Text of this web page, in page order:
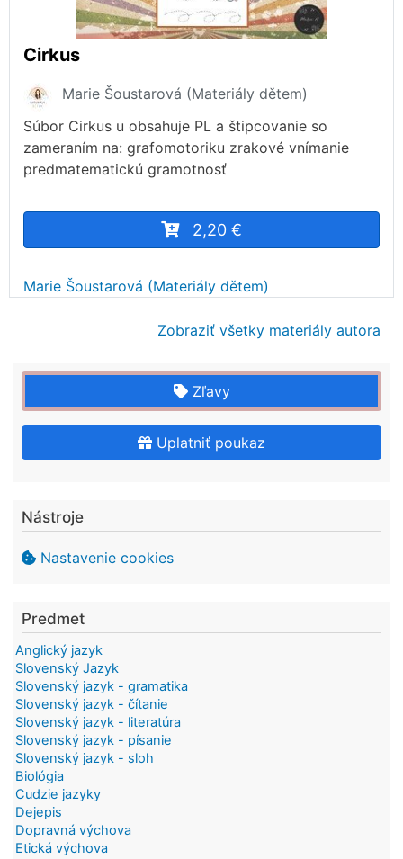
Cirkus
Marie Šoustarová (Materiály dětem)
Súbor Cirkus u obsahuje PL a štipcovanie so
zameraním na: grafomotoriku zrakové vnímanie
predmatematickú gramotnosť
2,20 €
Marie Šoustarová (Materiály dětem)
Zobraziť všetky materiály autora
Zľavy
Uplatniť poukaz
Nástroje
Nastavenie cookies
Predmet
Anglický jazyk
Slovenský Jazyk
Slovenský jazyk - gramatika
Slovenský jazyk - čítanie
Slovenský jazyk - literatúra
Slovenský jazyk - písanie
Slovenský jazyk - sloh
Biológia
Cudzie jazyky
Dejepis
Dopravná výchova
Etická výchova